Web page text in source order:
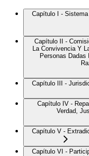
Capítulo I -
Capítulo II -
La Convivencia Y
Personas
Capítulo III -
Capítulo IV -
Verdad,
Capítulo V -
Capítulo VI -